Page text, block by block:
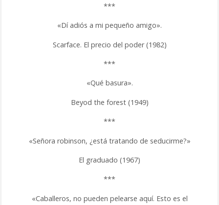
***
«Dí adiós a mi pequeño amigo».
Scarface. El precio del poder (1982)
***
«Qué basura».
Beyod the forest (1949)
***
«Señora robinson, ¿está tratando de seducirme?»
El graduado (1967)
***
«Caballeros, no pueden pelearse aquí. Esto es el